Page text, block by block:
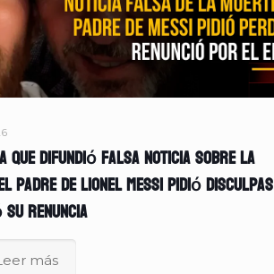
que difundió falsa noticia sobre la
padre de Lionel Messi pidió disculpas
su renuncia
más